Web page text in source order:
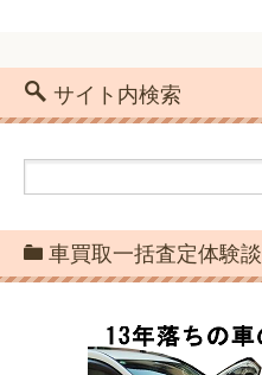
サイト内検索
車買取一括査定体験談